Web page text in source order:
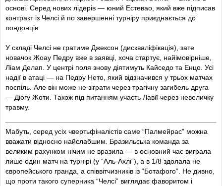
основі. Серед нових лідерів — юний Естевао, який вже підписав
контракт із Челсі й по завершенні турніру приєднається до
лондонців.
У складі Челсі не гратиме Джексон (дискваліфікація), зате
новачок Жоау Педру вже в заявці, хоча стартує, найімовірніше,
Ліам Делап. У центрі поля знову діятимуть Кайседо та Енцо. Усі
надії в атаці — на Педру Нето, який відзначився у трьох матчах
поспіль. Але він може не зіграти через трагічну загибель друга
— Діогу Жоти. Також під питанням участь Лавії через невеличку
травму.
Мабуть, серед усіх чвертьфіналістів саме “Палмейрас” можна
вважати відносно найслабшим. Бразильська команда за
великим рахунком нічим не вразила — в основний час виграла
лише один матч на турнірі (у “Аль-Ахлі”), а в 1/8 здолала не
європейського гранда, а співвітчизників із “Ботафого”. Не дивно,
що проти такого суперника “Челсі” виглядає фаворитом і